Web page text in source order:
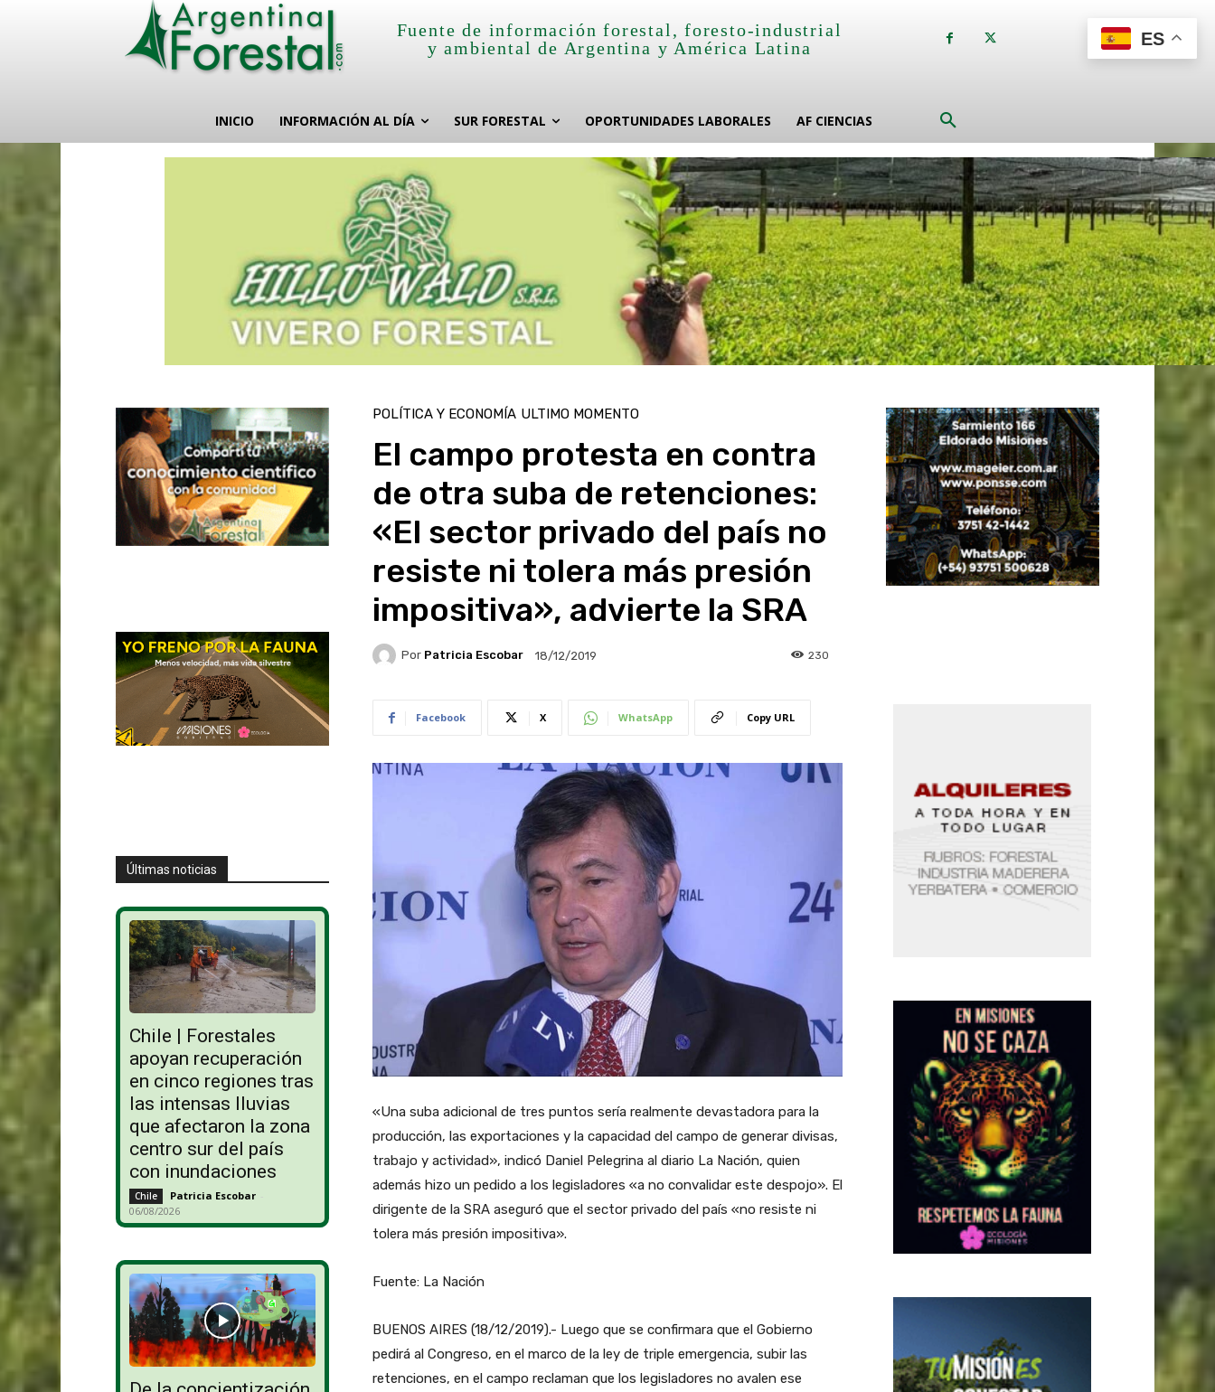
Fuente de información forestal, foresto-industrial
y ambiental de Argentina y América Latina
INICIO INFORMACIÓN AL DÍA SUR FORESTAL OPORTUNIDADES LABORALES AF CIENCIAS
Últimas noticias
Chile | Forestales
apoyan recuperación
en cinco regiones tras
las intensas lluvias
que afectaron la zona
centro sur del país
con inundaciones
Chile Patricia Escobar -
06/08/2026
POLÍTICA Y ECONOMÍA ULTIMO MOMENTO
El campo protesta en contra
de otra suba de retenciones:
«El sector privado del país no
resiste ni tolera más presión
impositiva», advierte la SRA
Por Patricia Escobar 18/12/2019 230
Facebook X WhatsApp Copy URL
«Una suba adicional de tres puntos sería realmente devastadora para la
producción, las exportaciones y la capacidad del campo de generar divisas,
trabajo y actividad», indicó Daniel Pelegrina al diario La Nación, quien
además hizo un pedido a los legisladores «a no convalidar este despojo». El
dirigente de la SRA aseguró que el sector privado del país «no resiste ni
tolera más presión impositiva».
Fuente: La Nación
BUENOS AIRES (18/12/2019).- Luego que se confirmara que el Gobierno
pedirá al Congreso, en el marco de la ley de triple emergencia, subir las
retenciones, en el campo reclaman que los legisladores no avalen ese
ES